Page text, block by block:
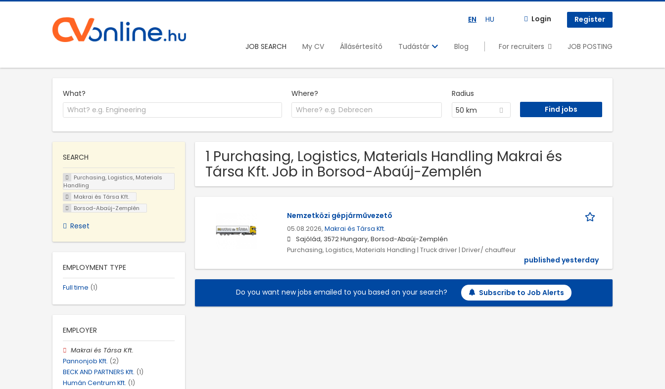
EN HU Login Register
JOB SEARCH My CV Állásértesítő Tudástár Blog For recruiters JOB POSTING
What? Where?
Radius
50 km
1 Purchasing, Logistics, Materials Handling Makrai és
Társa Kft. Job in Borsod-Abaúj-Zemplén
Nemzetközi gépjárművezető
05.08.2026, Makrai és Társa Kft.
Sajólád, 3572 Hungary, Borsod-Abaúj-Zemplén
Purchasing, Logistics, Materials Handling | Truck driver | Driver/ chauffeur
published yesterday
Do you want new jobs emailed to you based on your search? Subscribe to Job Alerts
SEARCH
Purchasing, Logistics, Materials
Handling
Makrai és Társa Kft.
Borsod-Abaúj-Zemplén
Reset
EMPLOYMENT TYPE
Full time (1)
EMPLOYER
Makrai és Társa Kft.
Pannonjob Kft. (2)
BECK AND PARTNERS Kft. (1)
Humán Centrum Kft. (1)